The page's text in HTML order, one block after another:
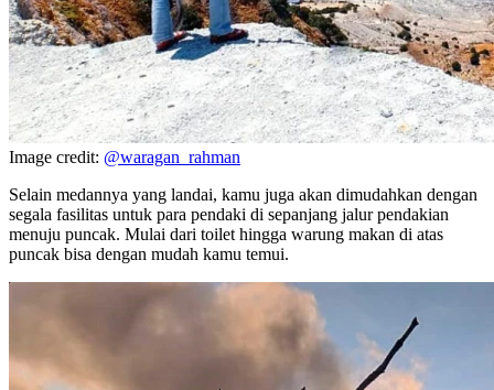
Image credit: @waragan_rahman
Selain medannya yang landai, kamu juga akan dimudahkan dengan
segala fasilitas untuk para pendaki di sepanjang jalur pendakian
menuju puncak. Mulai dari toilet hingga warung makan di atas
puncak bisa dengan mudah kamu temui.